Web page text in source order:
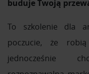
buduje Twoją
To szkolenie dla
poczucie, że
jednocześnie